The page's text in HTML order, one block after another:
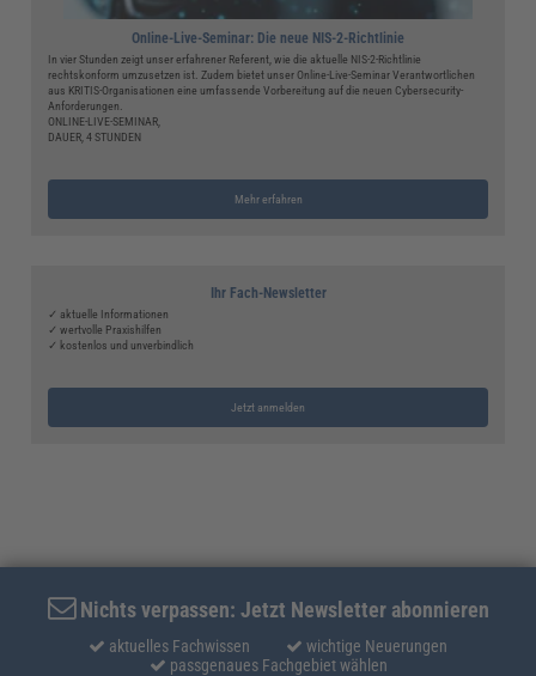
Online-Live-Seminar: Die neue NIS-2-Richtlinie
In vier Stunden zeigt unser erfahrener Referent, wie die aktuelle NIS-2-Richtlinie
rechtskonform umzusetzen ist. Zudem bietet unser Online-Live-Seminar Verantwortlichen
aus KRITIS-Organisationen eine umfassende Vorbereitung auf die neuen Cybersecurity-
Anforderungen.
ONLINE-LIVE-SEMINAR,
DAUER, 4 STUNDEN
Mehr erfahren
Ihr Fach-Newsletter
✓ aktuelle Informationen
✓ wertvolle Praxishilfen
✓ kostenlos und unverbindlich
Jetzt anmelden
Nichts verpassen: Jetzt Newsletter abonnieren
aktuelles Fachwissen
wichtige Neuerungen
passgenaues Fachgebiet wählen